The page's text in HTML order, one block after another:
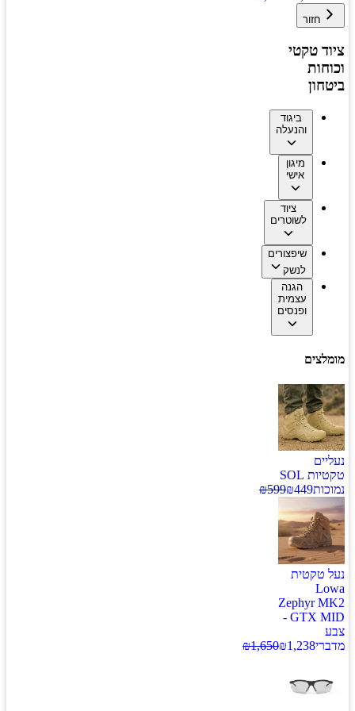
טקטי
ביגוד
והנעלה
מיגון
ציוד
לשוטרים
שיפצורים
הגנה
טקטיות SOL
₪449
₪599
Zephyr
GTX MID -
₪1,238
₪1,650